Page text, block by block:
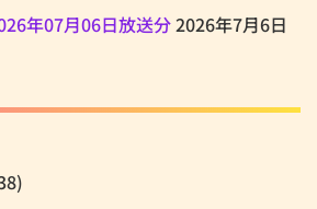
年07月06日放送分2026年7月6日